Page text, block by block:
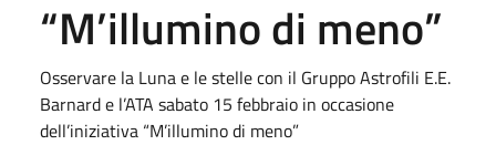
“M’illumino di meno”
Osservare la Luna e le stelle con il Gruppo Astrofili E.E.
Barnard e l’ATA sabato 15 febbraio in occasione
dell’iniziativa “M’illumino di meno”